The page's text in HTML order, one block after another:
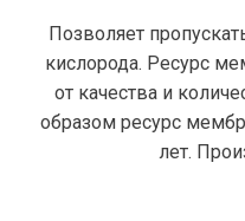
Позволяет
кислорода. Ресурс
от качества и
образом ресурс
лет.